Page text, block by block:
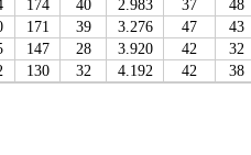
174 40 2.983 37
48
171 39 3.276 47
43
147 28 3.920 42
32
130 32 4.192 42 38